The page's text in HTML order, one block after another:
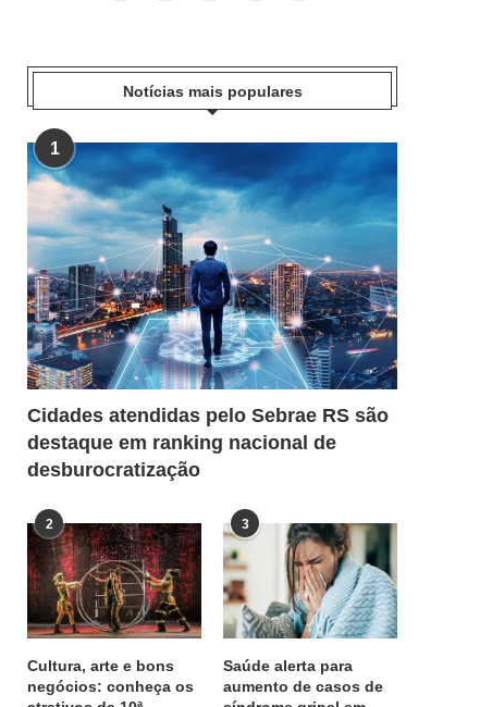
Notícias mais populares
1
Cidades atendidas pelo Sebrae RS são
destaque em ranking nacional de
desburocratização
2
Cultura, arte e bons
negócios: conheça os
3
Saúde alerta para
aumento de casos de